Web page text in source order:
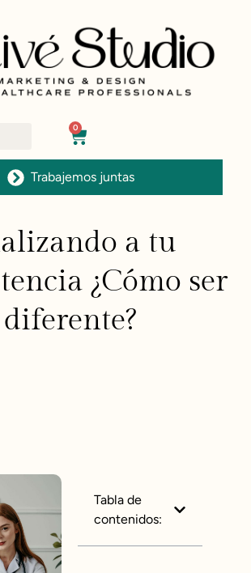
0
Trabajemos juntas
a tu
¿Cómo ser
diferente?
Tabla de
contenidos: